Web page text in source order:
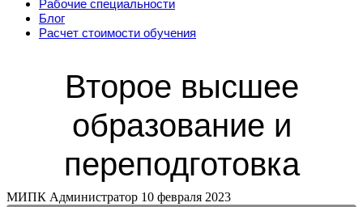
Рабочие специальности
Блог
Расчет стоимости обучения
Второе высшее
образование и
переподготовка
МИПК Администратор 10 февраля 2023